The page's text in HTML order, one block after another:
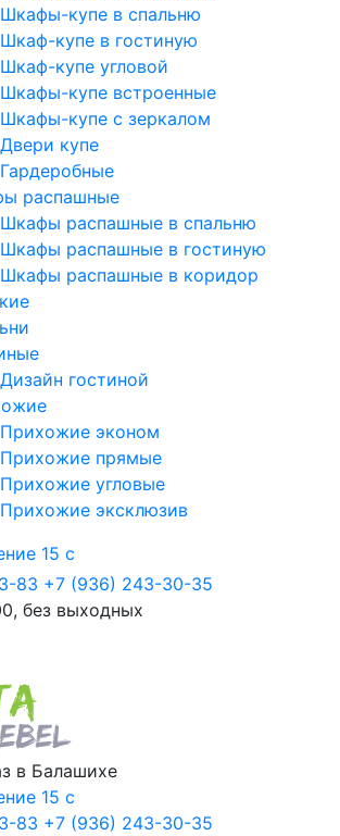
Шкафы-купе в спальню
Шкаф-купе в гостиную
Шкаф-купе угловой
Шкафы-купе встроенные
Шкафы-купе с зеркалом
Двери купе
Гардеробные
распашные
Шкафы распашные в спальню
Шкафы распашные в гостиную
Шкафы распашные в коридор
Дизайн гостиной
Прихожие эконом
Прихожие прямые
Прихожие угловые
Прихожие эксклюзив
15 с
83 +7 (936) 243-30-35
без выходных
в Балашихе
15 с
83 +7 (936) 243-30-35